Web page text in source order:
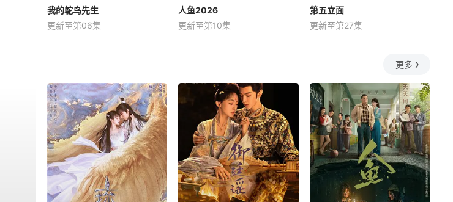
我的鸵鸟先生
更新至第06集
人鱼2026
更新至第10集
第五立面
更新至第27集
更多